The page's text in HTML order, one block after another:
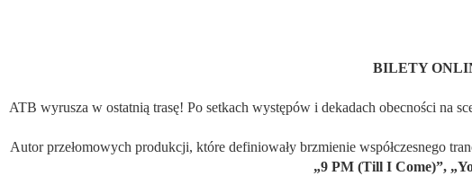
BILETY
ATB wyrusza w ostatnią trasę! Po setkach występów i dekadach obecności na
Autor przełomowych produkcji, które definiowały brzmienie współczesnego
„9 PM (Till I Come)”,